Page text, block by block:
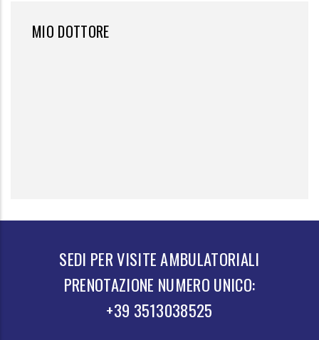
MIO DOTTORE
SEDI PER VISITE AMBULATORIALI
PRENOTAZIONE NUMERO UNICO:
+39 3513038525